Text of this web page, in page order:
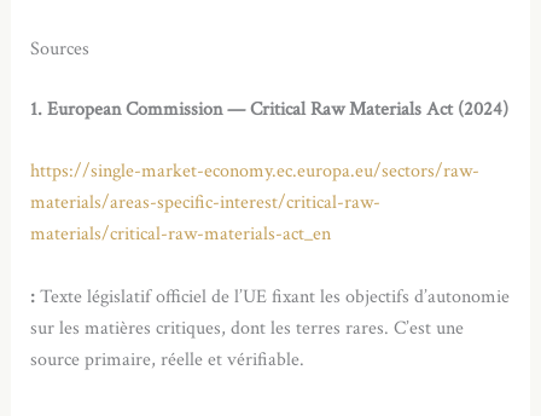
Sources
1. European Commission — Critical Raw Materials Act (2024)
https://single-market-economy.ec.europa.eu/sectors/raw-
materials/areas-specific-interest/critical-raw-
materials/critical-raw-materials-act_en
:Texte législatif officiel de l’UE fixant les objectifs d’autonomie
sur les matières critiques, dont les terres rares. C’est une
source primaire, réelle et vérifiable.